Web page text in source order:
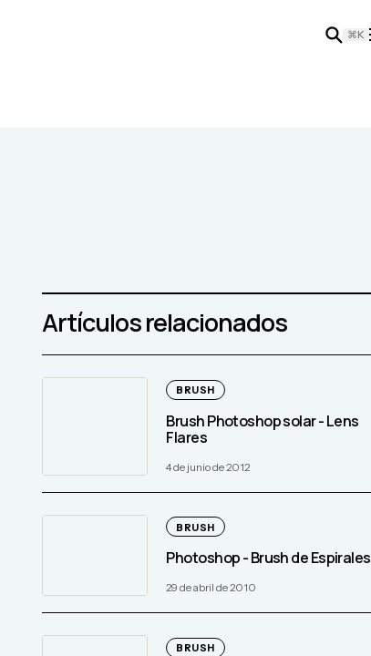
⌘K
Artículos relacionados
BRUSH
Brush Photoshop solar - Lens
Flares
4 de junio de 2012
BRUSH
Photoshop - Brush de Espirales
29 de abril de 2010
BRUSH